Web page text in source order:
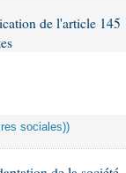
de l'article 145
sociales))